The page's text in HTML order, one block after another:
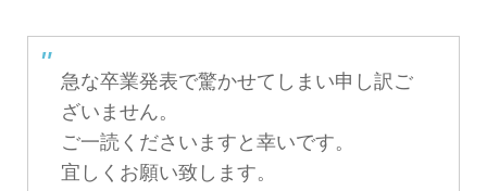
急な卒業発表で驚かせてしまい申し訳ご
ざいません。
ご一読くださいますと幸いです。
宜しくお願い致します。